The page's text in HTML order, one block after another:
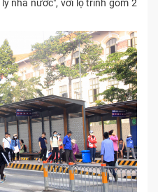
nhà nước", với lộ trình gồm 2